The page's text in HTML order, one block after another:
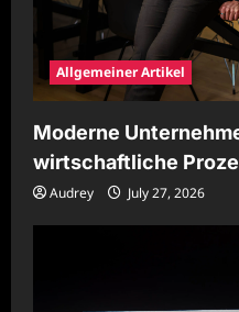
Allgemeiner Artikel
Moderne
wirtschaftliche
Audrey July 27, 2026